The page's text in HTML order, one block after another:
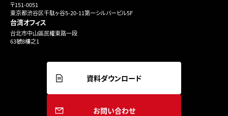
〒151-0051
東京都渋谷区千駄ヶ谷5-20-11第一シルバービル5F
台湾オフィス
台北市中山區民權東路一段
63號8樓之1
資料ダウンロード
お問い合わせ